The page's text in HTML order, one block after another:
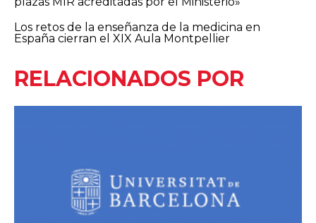
Los retos de la enseñanza de la medicina en
España cierran el XIX Aula Montpellier
RELACIONADOS POR